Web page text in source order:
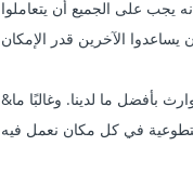
يجب على الجميع أن يتعاملوا
&نبسب ; &نبسب ; إلى جانب ذلك ، نحن منخرطون أيضًا في التبرعات الاجتماعية والخيرية والرعاية والإغاثة في حالات الكوارث بأفضل ما لدينا. وغالبًا ما